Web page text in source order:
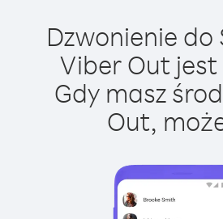
Dzwonienie do
Viber Out
Gdy masz
Out,